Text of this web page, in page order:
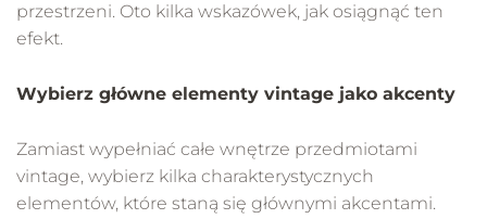
przestrzeni. Oto kilka wskazówek, jak osiągnąć ten
efekt.
Wybierz główne elementy vintage jako akcenty
Zamiast wypełniać całe wnętrze przedmiotami
vintage, wybierz kilka charakterystycznych
elementów, które staną się głównymi akcentami.